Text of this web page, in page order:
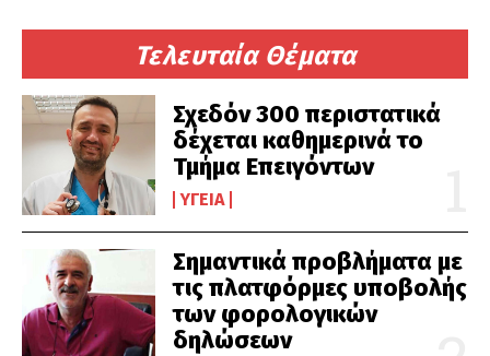
Τελευταία Θέματα
Σχεδόν 300 περιστατικά
δέχεται καθημερινά το
Τμήμα Επειγόντων
ΥΓΕΊΑ
Σημαντικά προβλήματα με
τις πλατφόρμες υποβολής
των φορολογικών
δηλώσεων